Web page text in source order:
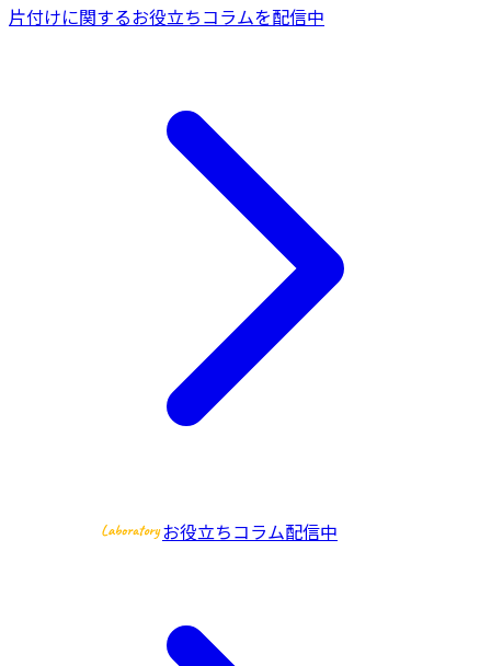
片付けに関するお役立ちコラムを配信中
お役立ちコラム配信中